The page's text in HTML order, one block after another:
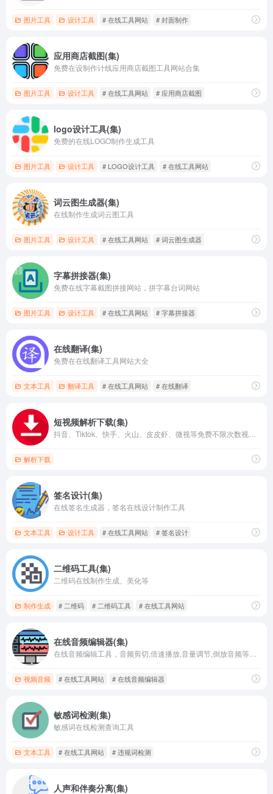
图片工具 设计工具 # 在线工具网站 # 封面制作
应用商店截图(集)
免费在设制作计线应用商店截图工具网站合集
图片工具 设计工具 # 在线工具网站 # 应用商店截图
logo设计工具(集)
免费的在线LOGO制作生成工具
图片工具 设计工具 # LOGO设计工具 # 在线工具网站
词云图生成器(集)
在线制作生成词云图工具
图片工具 设计工具 # 在线工具网站 # 词云图生成器
字幕拼接器(集)
免费在线字幕截图拼接网站，拼字幕台词网站
图片工具 设计工具 # 在线工具网站 # 字幕拼接器
在线翻译(集)
免费在在线翻译工具网站大全
文本工具 翻译工具 # 在线工具网站 # 在线翻译
短视频解析下载(集)
解析下载
签名设计(集)
在线签名生成器，签名在线设计制作工具
文本工具 设计工具 # 在线工具网站 # 签名设计
二维码工具(集)
二维码在线制作生成、美化等
制作生成 # 二维码 # 二维码工具 # 在线工具网站
在线音频编辑器(集)
视频音频 # 在线工具网站 # 在线音频编辑器
敏感词检测(集)
敏感词在线检测查询工具
文本工具 # 在线工具网站 # 违规词检测
人声和伴奏分离(集)